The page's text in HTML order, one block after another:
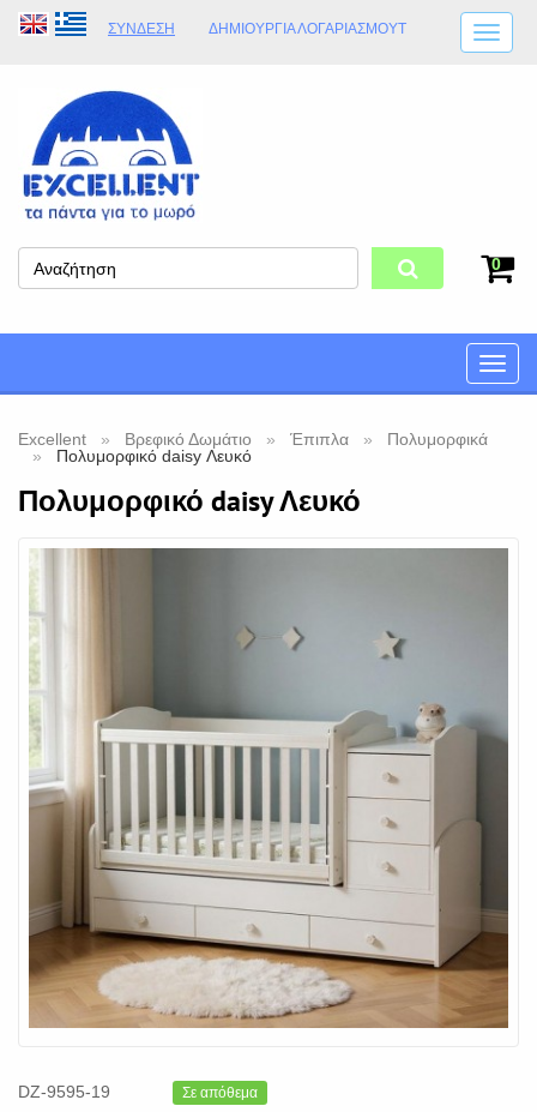
ΣΎΝΔΕΣΗ ΔΗΜΙΟΥΡΓΊΑ ΛΟΓΑΡΙΑΣΜΟΎT
ΩΡΆΡΙΟ ΚΑΤΑΣΤΉΜΑΤΟΣ
ΦΥΣΙΚΌ ΚΑΤΆΣΤΗΜΑ
0
Toggle
Excellent Βρεφικό Δωμάτιο Έπιπλα
Πολυμορφικά
Πολυμορφικό daisy Λευκό
Πολυμορφικό daisy Λευκό
DZ-9595-19 Σε απόθεμα